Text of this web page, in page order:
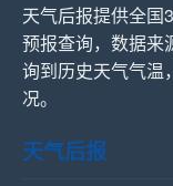
天气后报提供全国
预报查询，数据来
询到历史天气气温
况。
天气后报